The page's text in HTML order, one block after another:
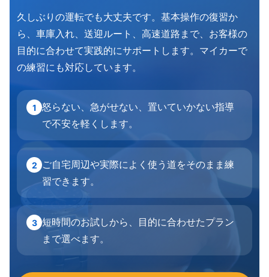
久しぶりの運転でも大丈夫です。基本操作の復習か
ら、車庫入れ、送迎ルート、高速道路まで、お客様の
目的に合わせて実践的にサポートします。マイカーで
の練習にも対応しています。
1 怒らない、急がせない、置いていかない指導
で不安を軽くします。
2
ご自宅周辺や実際によく使う道をそのまま練
習できます。
3 短時間のお試しから、目的に合わせたプラン
まで選べます。